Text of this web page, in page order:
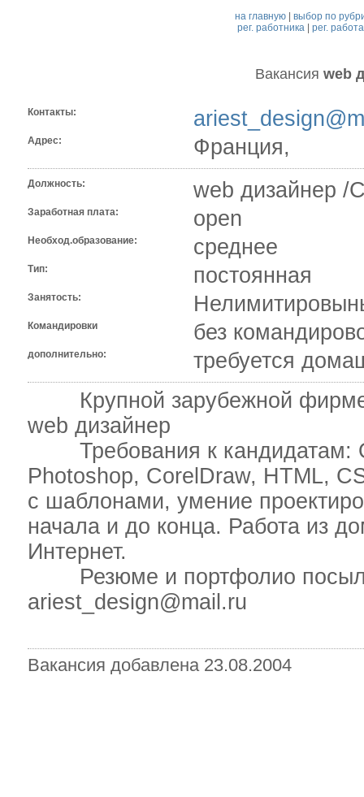
на главную |выбор по
рег. работника| рег.
Вакансияweb
Контакты:
Адрес: Франция,
Должность: web дизайнер /
Заработная плата: open
Необход.образование: среднее
Тип: постоянная
Занятость:
Командировки без
дополнительно:
требуется
Крупной зарубежной фирме
web дизайнер
Требования к кандидатам:
Photoshop, CorelDraw, HTML,
с шаблонами, умение
начала и до конца. Работа из
Интернет.
Резюме и портфолио
ariest_design@mail.ru
Вакансия добавлена 23.08.2004